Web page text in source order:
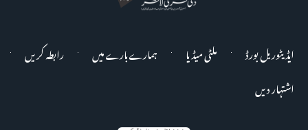
ایڈیٹوریل بورڈ ملٹی میڈیا ہمارے بارے میں
رابطہ کریں
اشتہار دیں